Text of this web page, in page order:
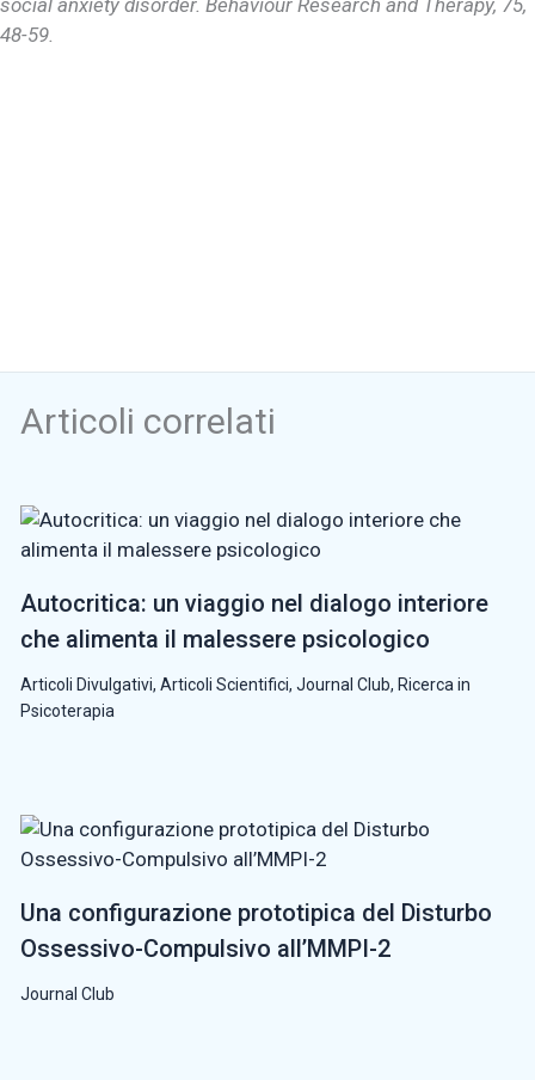
48-59.
Articoli correlati
Autocritica: un viaggio nel dialogo interiore
che alimenta il malessere psicologico
Articoli Divulgativi, Articoli Scientifici, Journal Club, Ricerca in
Psicoterapia
Una configurazione prototipica del Disturbo
Ossessivo-Compulsivo all’MMPI-2
Journal Club